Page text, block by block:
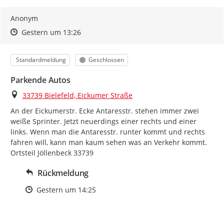
Anonym
Zeitpunkt des Erstellens
Zeitpunkt des Erstellens
Gestern um 13:26Zur Äußerung
Kategorie
Standardmeldung Status
Geschlossen
Parkende Autos
Ort
33739 Bielefeld, Eickumer Straße
An der Eickumerstr. Ecke Antaresstr. stehen immer zwei
weiße Sprinter. Jetzt neuerdings einer rechts und einer
links. Wenn man die Antaresstr. runter kommt und rechts
fahren will, kann man kaum sehen was an Verkehr kommt.
Ortsteil Jöllenbeck 33739
Rückmeldung
Zeitpunkt des Erstellens
Gestern um 14:25